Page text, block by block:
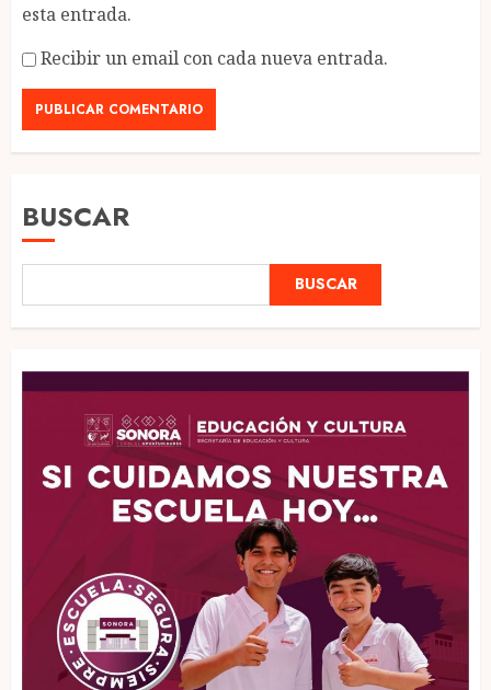
esta entrada.
Recibir un email con cada nueva entrada.
BUSCAR
BUSCAR